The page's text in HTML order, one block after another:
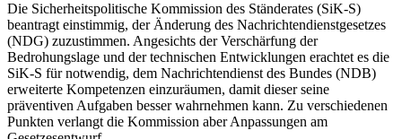
Die Sicherheitspolitische Kommission des Ständerates (SiK-S)
beantragt einstimmig, der Änderung des Nachrichtendienstgesetzes
(NDG) zuzustimmen. Angesichts der Verschärfung der
Bedrohungslage und der technischen Entwicklungen erachtet es die
SiK-S für notwendig, dem Nachrichtendienst des Bundes (NDB)
erweiterte Kompetenzen einzuräumen, damit dieser seine
präventiven Aufgaben besser wahrnehmen kann. Zu verschiedenen
Punkten verlangt die Kommission aber Anpassungen am